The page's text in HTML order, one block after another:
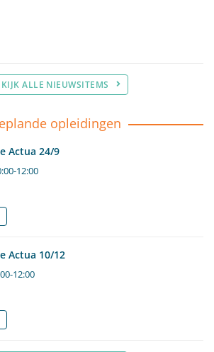
ALLE NIEUWSITEMS
opleidingen
Actua 24/9
12:00
Actua 10/12
12:00